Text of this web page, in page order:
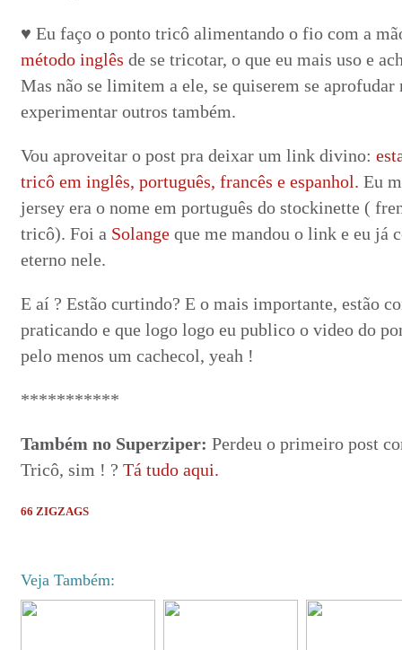
♥ Eu faço o ponto tricô alimentando o fio com a
método inglês de se tricotar, o que eu mais uso e
Mas não se limitem a ele, se quiserem se aprofudar
experimentar outros também.
Vou aproveitar o post pra deixar um link divino:
tricô em inglês, português, francês e espanhol. Eu
jersey era o nome em português do stockinette (
tricô). Foi a Solange que me mandou o link e eu já
eterno nele.
E aí ? Estão curtindo? E o mais importante, estão
praticando e que logo logo eu publico o video do
pelo menos um cachecol, yeah !
***********
Também no Superziper: Perdeu o primeiro post
Tricô, sim ! ? Tá tudo aqui.
66 ZIGZAGS
Veja Também: